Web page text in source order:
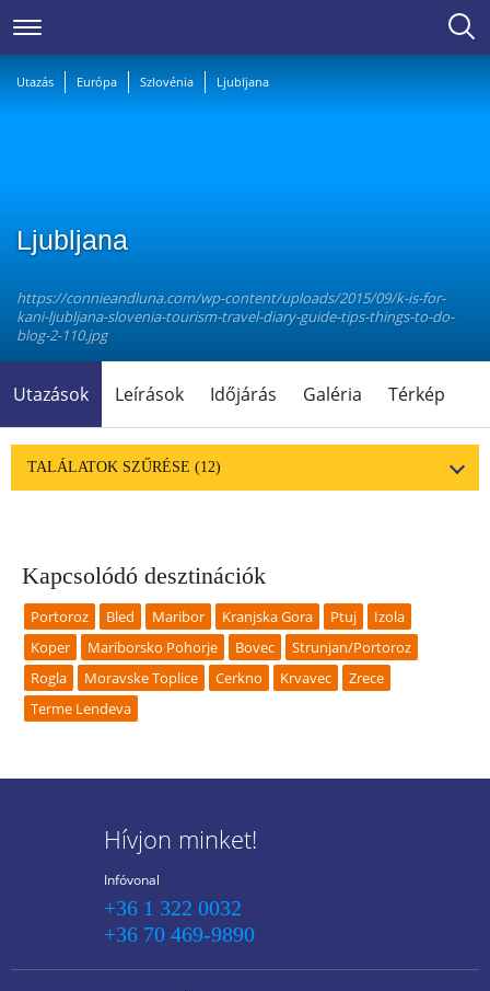
Utazás Európa Szlovénia Ljubljana
Ljubljana
https://connieandluna.com/wp-content/uploads/2015/09/k-is-for-
kani-ljubljana-slovenia-tourism-travel-diary-guide-tips-things-to-do-
blog-2-110.jpg
Utazások Leírások Időjárás Galéria Térkép
TALÁLATOK SZŰRÉSE (12)
Kapcsolódó desztinációk
Portoroz Bled Maribor Kranjska Gora Ptuj
Izola
Koper
Mariborsko Pohorje Bovec
Strunjan/Portoroz
Rogla
Moravske Toplice Cerkno Krvavec
Zrece
Terme Lendeva
Hívjon minket!
Infóvonal
+36 1 322 0032
+36 70 469-9890